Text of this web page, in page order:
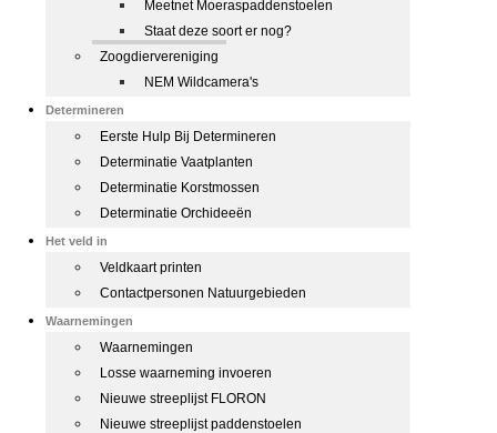
Meetnet Moeraspaddenstoelen
Staat deze soort er nog?
Zoogdiervereniging
NEM Wildcamera's
Determineren
Eerste Hulp Bij Determineren
Determinatie Vaatplanten
Determinatie Korstmossen
Determinatie Orchideeën
Het veld in
Veldkaart printen
Contactpersonen Natuurgebieden
Waarnemingen
Waarnemingen
Losse waarneming invoeren
Nieuwe streeplijst FLORON
Nieuwe streeplijst paddenstoelen